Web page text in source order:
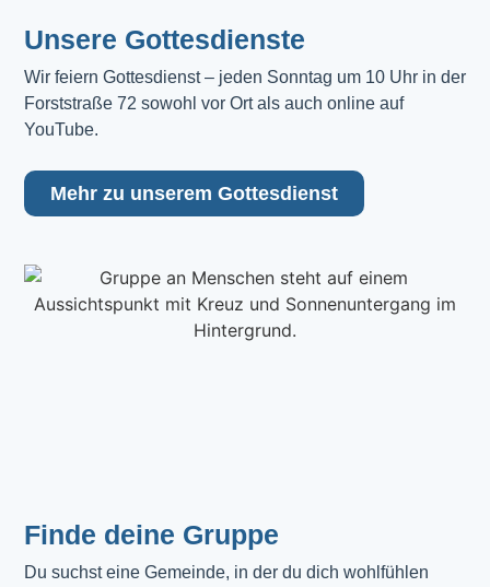
Unsere Gottesdienste
Wir feiern Gottesdienst – jeden Sonntag um 10 Uhr in der
Forststraße 72 sowohl vor Ort als auch online auf
YouTube.
Mehr zu unserem Gottesdienst
Finde deine Gruppe
Du suchst eine Gemeinde, in der du dich wohlfühlen